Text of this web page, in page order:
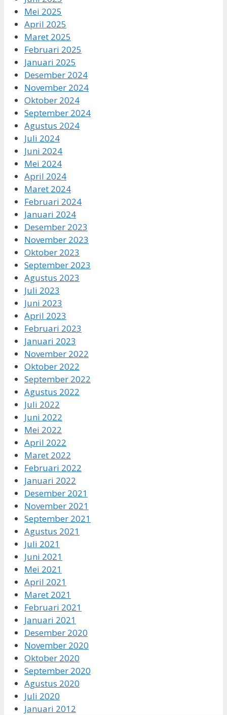
Mei 2025
April 2025
Maret 2025
Februari 2025
Januari 2025
Desember 2024
November 2024
Oktober 2024
September 2024
Agustus 2024
Juli 2024
Juni 2024
Mei 2024
April 2024
Maret 2024
Februari 2024
Januari 2024
Desember 2023
November 2023
Oktober 2023
September 2023
Agustus 2023
Juli 2023
Juni 2023
April 2023
Februari 2023
Januari 2023
November 2022
Oktober 2022
September 2022
Agustus 2022
Juli 2022
Juni 2022
Mei 2022
April 2022
Maret 2022
Februari 2022
Januari 2022
Desember 2021
November 2021
September 2021
Agustus 2021
Juli 2021
Juni 2021
Mei 2021
April 2021
Maret 2021
Februari 2021
Januari 2021
Desember 2020
November 2020
Oktober 2020
September 2020
Agustus 2020
Juli 2020
Januari 2012